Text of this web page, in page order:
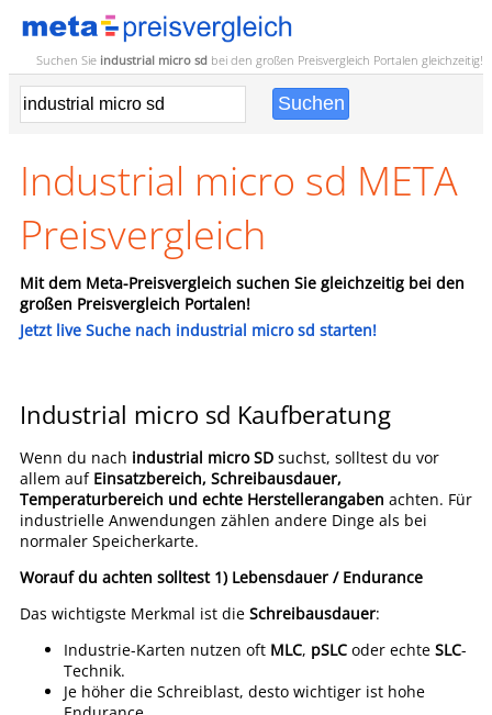
Suchen Sie industrial micro sd bei den großen Preisvergleich Portalen gleichzeitig!
Industrial micro sd META
Preisvergleich
Mit dem Meta-Preisvergleich suchen Sie gleichzeitig bei den
großen Preisvergleich Portalen!
Jetzt live Suche nach industrial micro sd starten!
Industrial micro sd Kaufberatung
Wenn du nach industrial micro SD suchst, solltest du vor
allem auf Einsatzbereich, Schreibausdauer,
Temperaturbereich und echte Herstellerangaben achten. Für
industrielle Anwendungen zählen andere Dinge als bei
normaler Speicherkarte.
Worauf du achten solltest 1) Lebensdauer / Endurance
Das wichtigste Merkmal ist die Schreibausdauer:
Industrie-Karten nutzen oft MLC, pSLC oder echte SLC-
Technik.
Je höher die Schreiblast, desto wichtiger ist hohe